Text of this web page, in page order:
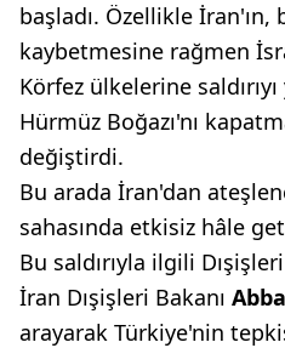
başladı. Özellikle
kaybetmesine rağmen
Körfez ülkelerine
Hürmüz Boğazı'nı
değiştirdi.
Bu arada İran'dan
sahasında etkisiz hâle
Bu saldırıyla ilgili
İran Dışişleri Bakanı
arayarak Türkiye'nin